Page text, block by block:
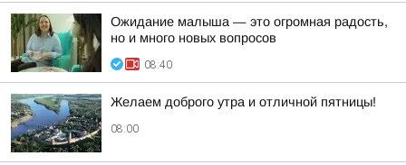
Ожидание малыша — это огромная радость,
но и много новых вопросов
08:40
Желаем доброго утра и отличной пятницы!
08:00